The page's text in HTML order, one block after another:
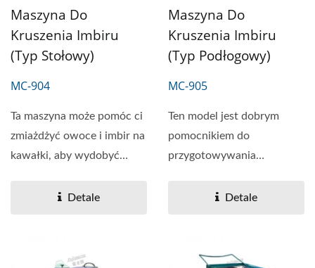
Maszyna Do
Kruszenia Imbiru
(typ Stołowy)
MC-904
Ta maszyna może pomóc ci
zmiażdżyć owoce i imbir na
kawałki, aby wydobyć
Detale
Maszyna Do
Kruszenia Imbiru
(typ Podłogowy)
MC-905
Ten model jest dobrym
pomocnikiem do
przygotowywania
kumkwatów....Detale